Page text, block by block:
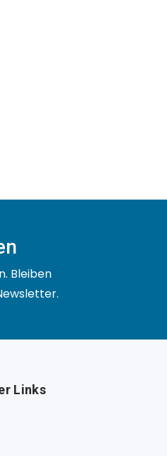
Bleiben
Links